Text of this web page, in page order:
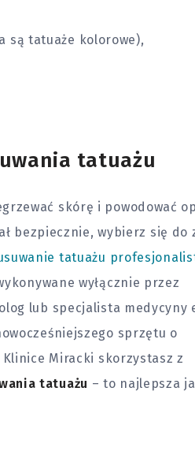
są tatuaże kolorowe),
tatuażu
skórę i powodować
bezpiecznie, wybierz się do
tatuażu
wyłącznie przez
lub specjalista medycyny
sprzętu o
Miracki skorzystasz z
tatuażu – to najlepsza